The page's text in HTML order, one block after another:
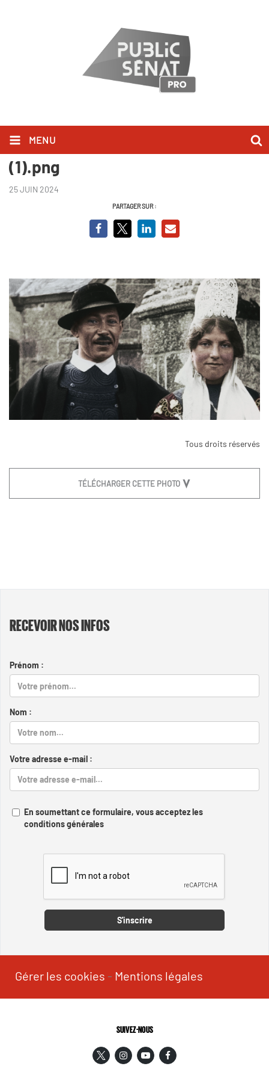
MENU
La grande histoire de la Bretagne
(1).png
25 JUIN 2024
PARTAGER SUR :
Tous droits réservés
TÉLÉCHARGER CETTE PHOTO
RECEVOIR NOS INFOS
Prénom :
Nom :
Votre adresse e-mail :
En soumettant ce formulaire, vous acceptez les
conditions générales
S'inscrire
Gérer les cookies - Mentions légales
SUIVEZ-NOUS